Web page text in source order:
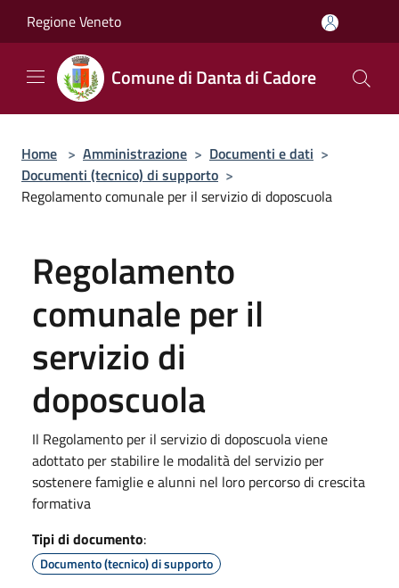
Regione Veneto
Comune di Danta di Cadore
Home > Amministrazione > Documenti e dati >
Documenti (tecnico) di supporto >
Regolamento comunale per il servizio di doposcuola
Regolamento
comunale per il
servizio di
doposcuola
Il Regolamento per il servizio di doposcuola viene
adottato per stabilire le modalità del servizio per
sostenere famiglie e alunni nel loro percorso di crescita
formativa
Tipi di documento:
Documento (tecnico) di supporto